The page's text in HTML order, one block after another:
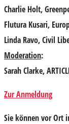
Charlie Holt,
Flutura Kusari,
Linda Ravo, Civil
Moderation:
Sarah Clarke,
Zur Anmeldung
Sie können vor Ort